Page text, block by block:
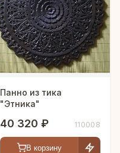
Панно из тика
"Этника"
40 320 ₽ 110008
В корзину